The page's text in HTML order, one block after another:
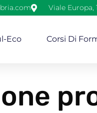
Viale Europa,
Eco Corsi Di